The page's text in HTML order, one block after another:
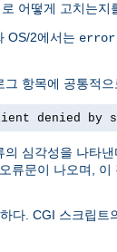
어떻게 고치는지
OS/2에서는
항목에 공통적
denied
심각성을 나타낸
문이 나오며,
다. CGI 스크립